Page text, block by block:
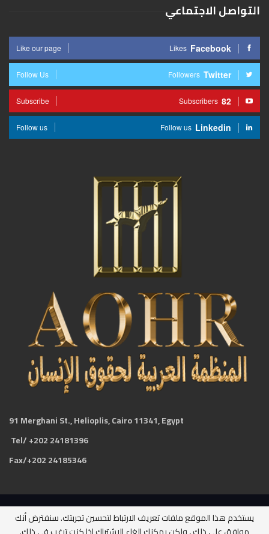
التواصل الاجتماعي
Facebook
Likes
Like our page
Twitter
Followers
Follow Us
82
Subscribers
Subscribe
Linkedin
Follow us
Follow us
91 Merghani St., Helioplis, Cairo 11341, Egypt
Tel/ +202 24181396
Fax/+202 24185346
جميع الحقوق محفوظة لدى المنظمة العربية لحقوق الإنسان ©2026
يستخدم هذا الموقع ملفات تعريف الارتباط لتحسين تجربتك. سنفترض أنك